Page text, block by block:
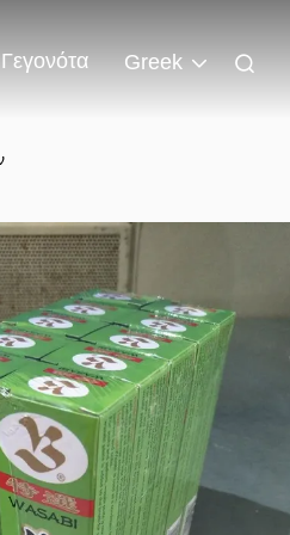
Γεγονότα Greek